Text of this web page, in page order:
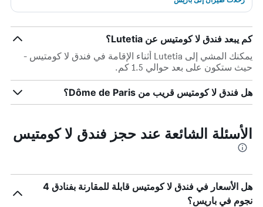
كم يبعد فندق لا كومتيس عن Lutetia؟
يمكنك المشي إلى Lutetia أثناء الإقامة في فندق لا كومتيس -
حيث ستكون على بعد حوالي 1.5 كم.
هل فندق لا كومتيس قريب من Dôme de Paris؟
الأسئلة الشائعة عند حجز فندق لا كومتيس
هل الأسعار في فندق لا كومتيس قابلة للمقارنة بفنادق 4
نجوم في باريس؟